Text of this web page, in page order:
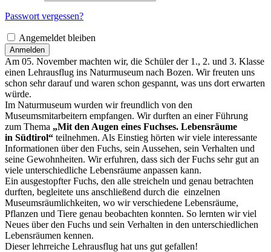
Passwort vergessen?
Angemeldet bleiben
Anmelden
Am 05. November machten wir, die Schüler der 1., 2. und 3. Klasse
einen Lehrausflug ins Naturmuseum nach Bozen. Wir freuten uns
schon sehr darauf und waren schon gespannt, was uns dort erwarten
würde.
Im Naturmuseum wurden wir freundlich von den
Museumsmitarbeitern empfangen. Wir durften an einer Führung
zum Thema „Mit den Augen eines Fuchses. Lebensräume
in Südtirol“ teilnehmen. Als Einstieg hörten wir viele interessante
Informationen über den Fuchs, sein Aussehen, sein Verhalten und
seine Gewohnheiten. Wir erfuhren, dass sich der Fuchs sehr gut an
viele unterschiedliche Lebensräume anpassen kann.
Ein ausgestopfter Fuchs, den alle streicheln und genau betrachten
durften, begleitete uns anschließend durch die einzelnen
Museumsräumlichkeiten, wo wir verschiedene Lebensräume,
Pflanzen und Tiere genau beobachten konnten. So lernten wir viel
Neues über den Fuchs und sein Verhalten in den unterschiedlichen
Lebensräumen kennen.
Dieser lehrreiche Lehrausflug hat uns gut gefallen!